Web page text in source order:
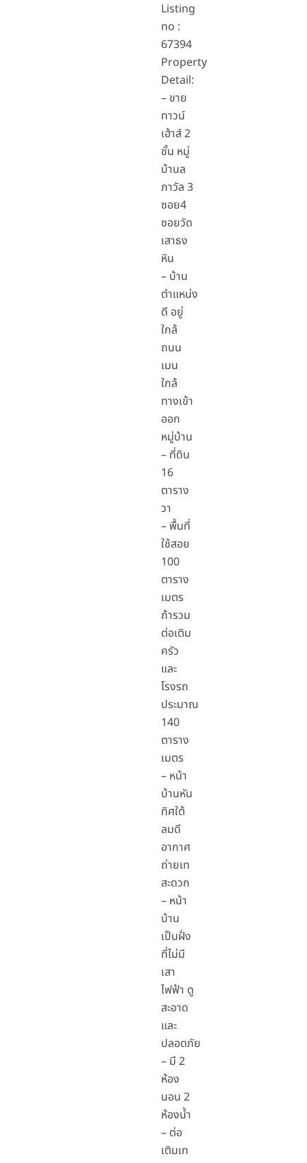
Listing
no :
67394
Property
Detail:
– ขาย
ทาวน์
เฮ้าส์ 2
ชั้น หมู่
บ้านล
ภาวัล 3
ซอย4
ซอยวัด
เสาธง
หิน
– บ้าน
ตำแหน่ง
ดี อยู่
ใกล้
ถนน
เมน
ใกล้
ทางเข้า
ออก
หมู่บ้าน
– ที่ดิน
16
ตาราง
วา
– พื้นที่
ใช้สอย
100
ตาราง
เมตร
ถ้ารวม
ต่อเติม
ครัว
และ
โรงรถ
ประมาณ
140
ตาราง
เมตร
– หน้า
บ้านหัน
ทิศใต้
ลมดี
อากาศ
ถ่ายเท
สะดวก
– หน้า
บ้าน
เป็นฝั่ง
ที่ไม่มี
เสา
ไฟฟ้า ดู
สะอาด
และ
ปลอดภัย
– มี 2
ห้อง
นอน 2
ห้องน้ำ
– ต่อ
เติมเท